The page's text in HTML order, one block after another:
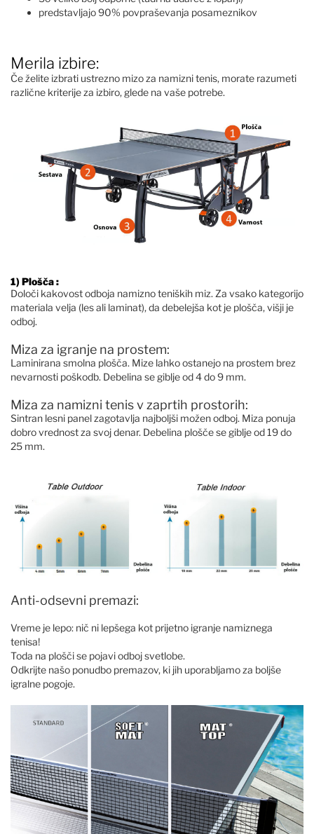
predstavljajo 90% povpraševanja posameznikov
Merila izbire:
Če želite izbrati ustrezno mizo za namizni tenis, morate razumeti
različne kriterije za izbiro, glede na vaše potrebe.
1) Plošča :
Določi kakovost odboja namizno teniških miz. Za vsako kategorijo
materiala velja (les ali laminat), da debelejša kot je plošča, višji je
odboj.
Miza za igranje na prostem:
Laminirana smolna plošča. Mize lahko ostanejo na prostem brez
nevarnosti poškodb. Debelina se giblje od 4 do 9 mm.
Miza za namizni tenis v zaprtih prostorih:
Sintran lesni panel zagotavlja najboljši možen odboj. Miza ponuja
dobro vrednost za svoj denar. Debelina plošče se giblje od 19 do
25 mm.
Anti-odsevni premazi:
Vreme je lepo: nič ni lepšega kot prijetno igranje namiznega
tenisa!
Toda na plošči se pojavi odboj svetlobe.
Odkrijte našo ponudbo premazov, ki jih uporabljamo za boljše
igralne pogoje.